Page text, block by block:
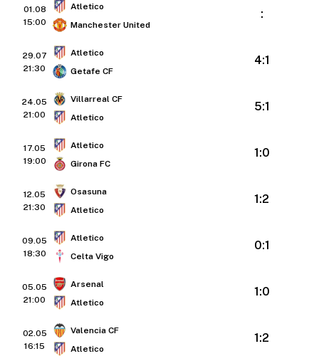
01.08
15:00
Atletico
Manchester United
:
29.07
21:30
Atletico
Getafe CF
4:1
24.05
21:00
Villarreal CF
Atletico
5:1
17.05
19:00
Atletico
Girona FC
1:0
12.05
21:30
Osasuna
Atletico
1:2
09.05
18:30
Atletico
Celta Vigo
0:1
05.05
21:00
Arsenal
Atletico
1:0
02.05
16:15
Valencia CF
Atletico
1:2